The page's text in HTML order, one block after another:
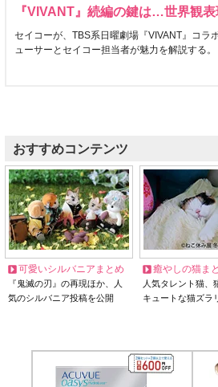
『VIVANT』続編の鍵は…世界観
セイコーが、TBS系日曜劇場『VIVANT』コラ
ューサーとセイコー担当者が魅力を解説する。
おすすめコンテンツ
可愛いシルバニアまとめ
『鬼滅の刃』の再現ほか、人
気のシルバニア投稿を公開
癒やしの猫ま
人気タレント猫
キュートな猫ズラ